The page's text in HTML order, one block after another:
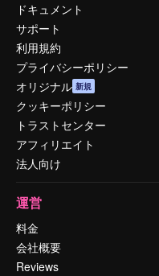
ドキュメント
サポート
利用規約
プライバシーポリシー
オリジナル 新規
クッキーポリシー
トラストセンター
アフィリエイト
法人向け
運営
料金
会社概要
Reviews